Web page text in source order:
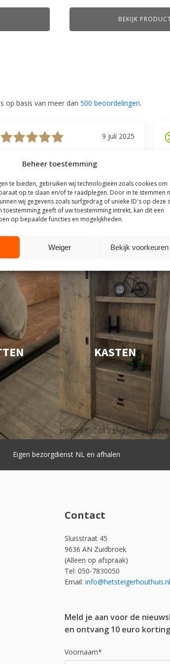
Beheer toestemming
te bieden, gebruiken wij technologieën zoals cookies om
op te slaan en/of te raadplegen. Door in te stemmen
wij gegevens zoals surfgedrag of unieke ID's op deze
toestemming geeft of uw toestemming intrekt, kan dit een
op bepaalde functies en mogelijkheden.
Weiger Bekijk voorkeuren
BEKIJK
op basis van meer dan 500 beoordelingen.
9 juli 2025
communicatie, snelle reactie, goede
KASTEN
Eigen bezorgdienst NL en afhalen
Contact
Sluisstraat 45
9636 AN Zuidbroek
(Alleen op afspraak)
Tel: 050-7830050
Email: info@hetsteigerhouthuis.nl
Meld je aan voor de
en ontvang 10 euro
Voornaam*